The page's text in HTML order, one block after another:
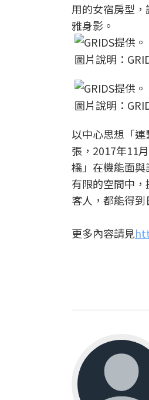
用的女宿房型
雅身影。
圖片說明：
圖片說明：
以中心思想「
張，2017年11
橋」在機能面
有限的空間中
客人，都能得到
更多內容請見